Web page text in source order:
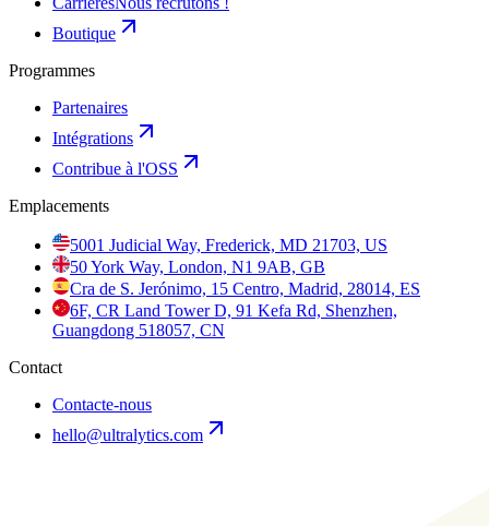
Boutique
Programmes
Partenaires
Intégrations
Contribue à l'OSS
Emplacements
5001 Judicial Way, Frederick, MD 21703, US
50 York Way, London, N1 9AB, GB
Cra de S. Jerónimo, 15 Centro, Madrid, 28014, ES
6F, CR Land Tower D, 91 Kefa Rd, Shenzhen,
Guangdong 518057, CN
Contact
Contacte-nous
hello@ultralytics.com